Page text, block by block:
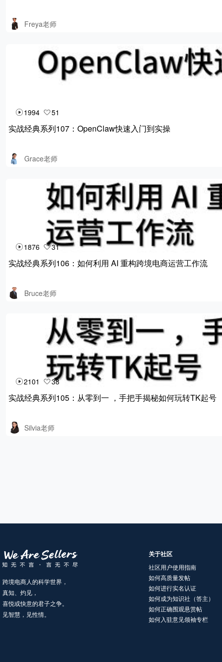
Freya老师
1994 51
实战经典系列107：OpenClaw快速入门到实操
Grace老师
1876 31
实战经典系列106：如何利用 AI 重构跨境电商运营工作流
Bruce老师
2101 38
实战经典系列105：从零到一 ，手把手揭秘如何玩转TK起号
Silvia老师
跨境电商人的科学世界，
真知、灼见，
喜悦或快意的君子之争。
见智慧，见性情。
关于社区
社区用户使用指南
如何高质量发帖
如何进行实名认证
如何成为知识社（答主）
如何正确围观悬赏帖
如何入驻意见领袖专栏